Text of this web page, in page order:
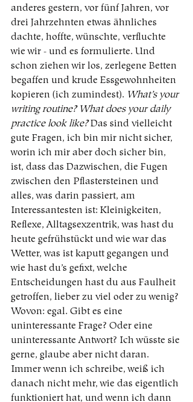
anderes gestern, vor fünf Jahren, vor
drei Jahrzehnten etwas ähnliches
dachte, hoffte, wünschte, verfluchte
wie wir - und es formulierte. Und
schon ziehen wir los, zerlegene Betten
begaffen und krude Essgewohnheiten
kopieren (ich zumindest). What’s your
writing routine? What does your daily
practice look like? Das sind vielleicht
gute Fragen, ich bin mir nicht sicher,
worin ich mir aber doch sicher bin,
ist, dass das Dazwischen, die Fugen
zwischen den Pflastersteinen und
alles, was darin passiert, am
Interessantesten ist: Kleinigkeiten,
Reflexe, Alltagsexzentrik, was hast du
heute gefrühstückt und wie war das
Wetter, was ist kaputt gegangen und
wie hast du’s gefixt, welche
Entscheidungen hast du aus Faulheit
getroffen, lieber zu viel oder zu wenig?
Wovon: egal. Gibt es eine
uninteressante Frage? Oder eine
uninteressante Antwort? Ich wüsste sie
gerne, glaube aber nicht daran.
Immer wenn ich schreibe, weiß ich
danach nicht mehr, wie das eigentlich
funktioniert hat, und wenn ich dann